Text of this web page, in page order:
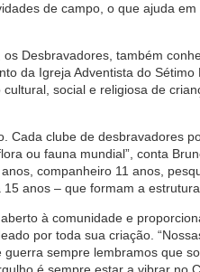
de campo, o que ajuda em
Desbravadores, também
da Igreja Adventista do
social e religiosa de
Cada clube de desbravadores
ou fauna mundial”, conta
companheiro 11 anos,
anos – que formam a
à comunidade e
por toda sua criação.
sempre lembramos que